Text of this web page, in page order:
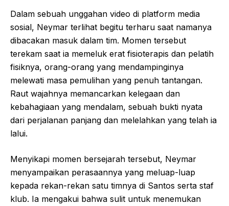
Dalam sebuah unggahan video di platform media
sosial, Neymar terlihat begitu terharu saat namanya
dibacakan masuk dalam tim. Momen tersebut
terekam saat ia memeluk erat fisioterapis dan pelatih
fisiknya, orang-orang yang mendampinginya
melewati masa pemulihan yang penuh tantangan.
Raut wajahnya memancarkan kelegaan dan
kebahagiaan yang mendalam, sebuah bukti nyata
dari perjalanan panjang dan melelahkan yang telah ia
lalui.
Menyikapi momen bersejarah tersebut, Neymar
menyampaikan perasaannya yang meluap-luap
kepada rekan-rekan satu timnya di Santos serta staf
klub. Ia mengakui bahwa sulit untuk menemukan